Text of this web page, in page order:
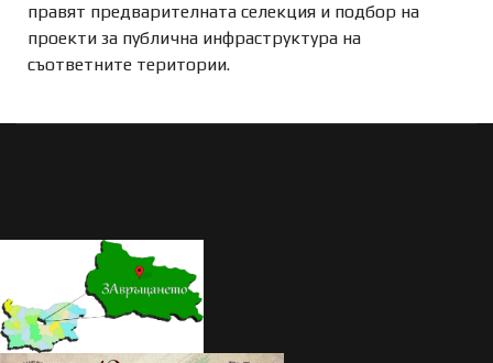
правят предварителната селекция и подбор на
проекти за публична инфраструктура на
съответните територии.